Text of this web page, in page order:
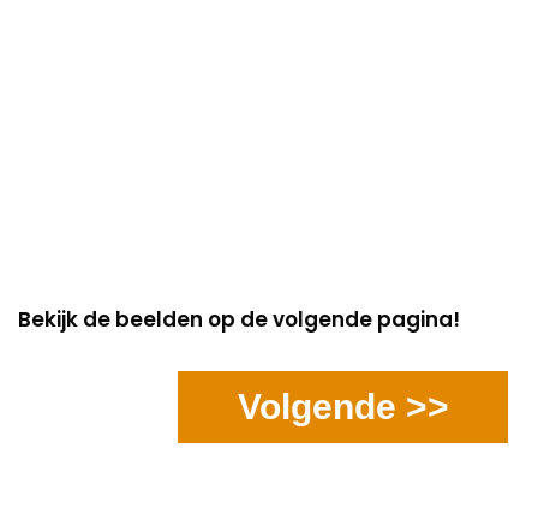
Bekijk de beelden op de volgende pagina!
Volgende >>